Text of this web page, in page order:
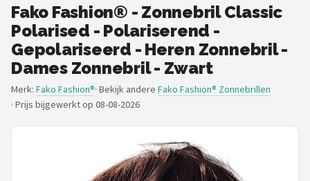
Merken
Blog
Zonnebrillen
Baby zonnebrillen
POPULAIRE MERKEN
Fako Fashion® - Zonnebril Classic
Polarised - Polariserend -
Gepolariseerd - Heren Zonnebril -
Dames Zonnebril - Zwart
Merk: Fako Fashion®· Bekijk andere Fako Fashion® Zonnebrillen
· Prijs bijgewerkt op 08-08-2026